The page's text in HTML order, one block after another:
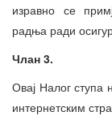
изравно се
радња ради
Члан 3.
Овај Налог ступа
интернетским